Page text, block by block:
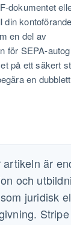
dokumentet
din kontoförande
en del av
för SEPA-
på ett säkert
en
är
och
juridisk
English